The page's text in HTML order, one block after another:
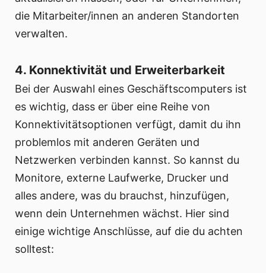
die Mitarbeiter/innen an anderen Standorten
verwalten.
4. Konnektivität und Erweiterbarkeit
Bei der Auswahl eines Geschäftscomputers ist
es wichtig, dass er über eine Reihe von
Konnektivitätsoptionen verfügt, damit du ihn
problemlos mit anderen Geräten und
Netzwerken verbinden kannst. So kannst du
Monitore, externe Laufwerke, Drucker und
alles andere, was du brauchst, hinzufügen,
wenn dein Unternehmen wächst. Hier sind
einige wichtige Anschlüsse, auf die du achten
solltest: